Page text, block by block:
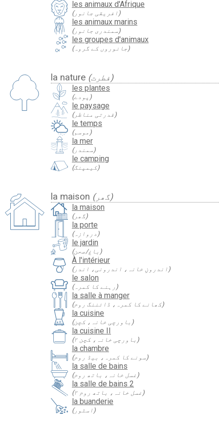
les animaux d'Afrique
(افریقی جانور)
les animaux marins
(سمندری جانور)
les groupes d'animaux
(جانوروں کے گروہ)
la nature (فطرت)
les plantes
(پودے)
le paysage
(قدرتی مناظر)
le temps
(موسم)
la mer
(سمندر)
le camping
(کیمپنگ)
la maison (گھر)
la maison
(گھر)
la porte
(دروازہ)
le jardin
(باغ/صحن)
À l'intérieur
(اندرونِ خانہ، اندرونی، اندر)
le salon
(رہنے کا کمرہ)
la salle à manger
(کھانے کا کمرہ، ڈائننگ روم)
la cuisine
(باورچی خانہ، کچن)
la cuisine II
(باورچی خانہ، کچن ۲)
la chambre
(سونے کا کمرہ، بیڈ روم)
la salle de bains
(غسل خانہ، باتھ روم)
la salle de bains 2
(غسل خانہ، باتھ روم ۲)
la buanderie
(اسٹور)